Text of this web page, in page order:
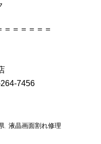
＝＝＝＝＝＝
7456
液晶画面割れ修理